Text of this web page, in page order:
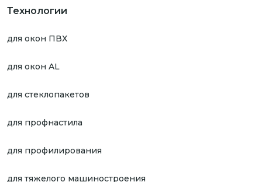
Технологии
для окон ПВХ
для окон AL
для стеклопакетов
для профнастила
для профилирования
для тяжелого машиностроения